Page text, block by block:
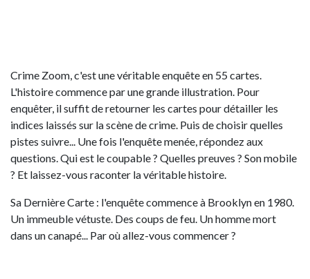
Crime Zoom, c'est une véritable enquête en 55 cartes.
L'histoire commence par une grande illustration. Pour
enquêter, il suffit de retourner les cartes pour détailler les
indices laissés sur la scène de crime. Puis de choisir quelles
pistes suivre... Une fois l'enquête menée, répondez aux
questions. Qui est le coupable ? Quelles preuves ? Son mobile
? Et laissez-vous raconter la véritable histoire.
Sa Dernière Carte : l'enquête commence à Brooklyn en 1980.
Un immeuble vétuste. Des coups de feu. Un homme mort
dans un canapé... Par où allez-vous commencer ?